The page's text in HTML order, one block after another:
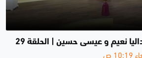
داليا نعيم و عيسى حسين | الحلقة 29